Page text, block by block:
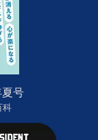
号
科